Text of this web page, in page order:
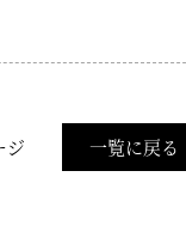
ジ 一覧に戻る